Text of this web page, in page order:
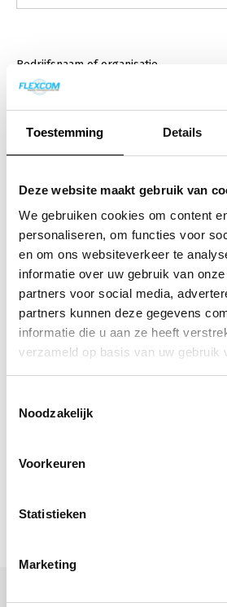
Toestemming Details
Deze website maakt gebruik van
We gebruiken cookies om content
personaliseren, om functies voor
en om ons websiteverkeer te
informatie over uw gebruik van
partners voor social media,
partners kunnen deze gegevens
informatie die u aan ze heeft
verzameld op basis van uw gebruik
Noodzakelijk
Voorkeuren
Statistieken
Marketing
Bedrijfsnaam of organisatie
er dan voor dat de juiste